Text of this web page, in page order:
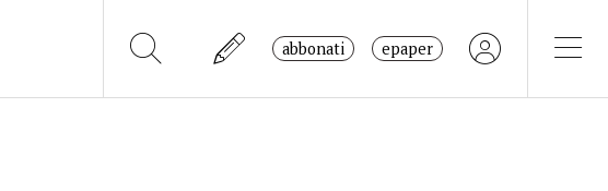
abbonati epaper